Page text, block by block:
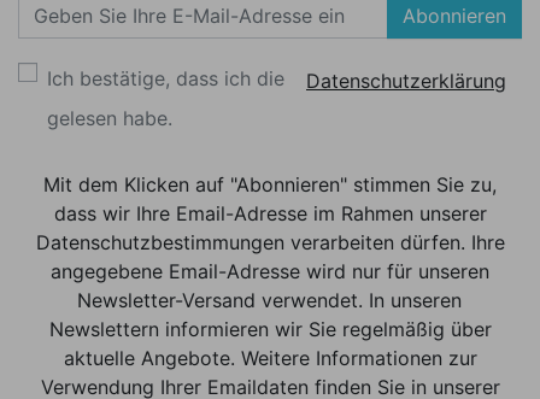
Abonnieren
Ich bestätige, dass ich die
Datenschutzerklärung
gelesen habe.
Mit dem Klicken auf "Abonnieren" stimmen Sie zu,
dass wir Ihre Email-Adresse im Rahmen unserer
Datenschutzbestimmungen verarbeiten dürfen. Ihre
angegebene Email-Adresse wird nur für unseren
Newsletter-Versand verwendet. In unseren
Newslettern informieren wir Sie regelmäßig über
aktuelle Angebote. Weitere Informationen zur
Verwendung Ihrer Emaildaten finden Sie in unserer